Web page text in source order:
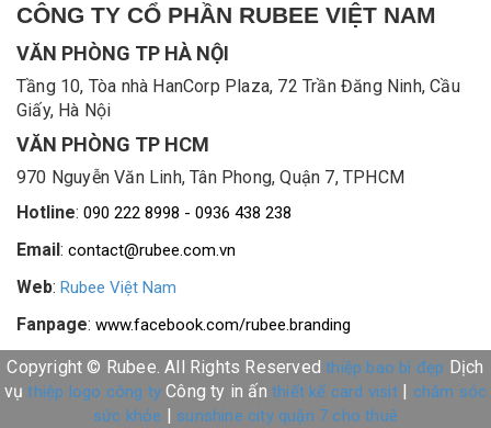
CÔNG TY CỔ PHẦN RUBEE VIỆT NAM
VĂN PHÒNG TP HÀ NỘI
Tầng 10, Tòa nhà HanCorp Plaza, 72 Trần Đăng Ninh, Cầu
Giấy, Hà Nội
VĂN PHÒNG TP HCM
970 Nguyễn Văn Linh, Tân Phong, Quận 7, TPHCM
Hotline: 090 222 8998 - 0936 438 238
Email: contact@rubee.com.vn
Web: Rubee Việt Nam
Fanpage: www.facebook.com/rubee.branding
Copyright © Rubee. All Rights Reservedthiệp bao bì đẹp Dịch
vụthiệp logo công ty Công ty in ấnthiết kế card visit| chăm sóc
sức khỏe | sunshine city quận 7 cho thuê